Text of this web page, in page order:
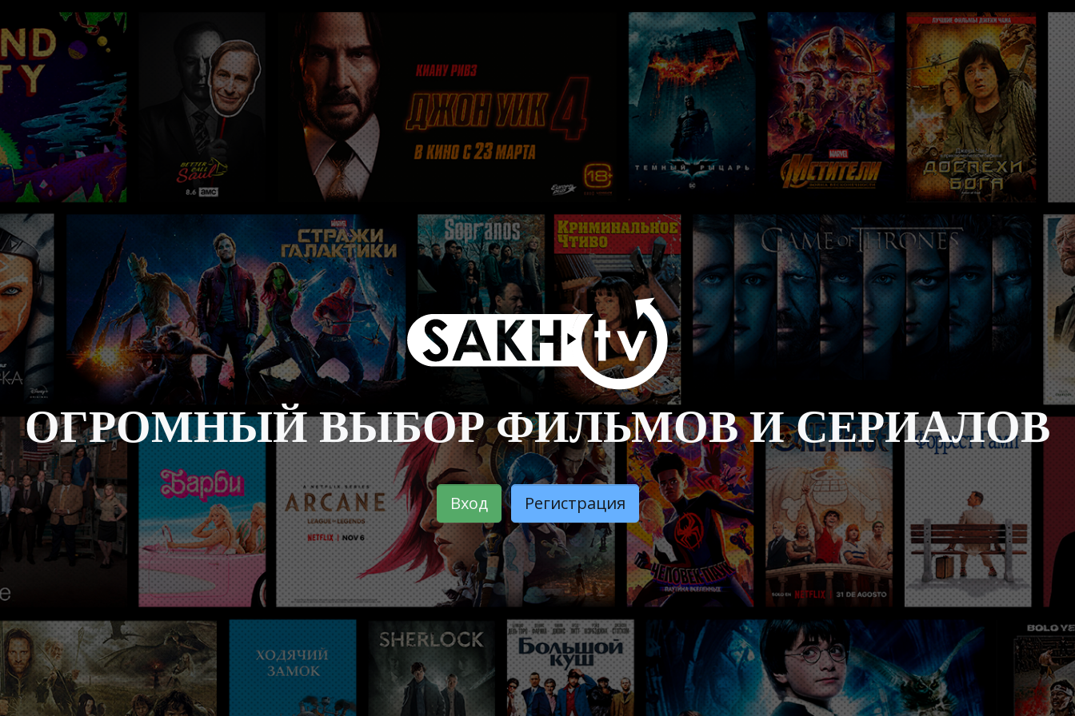
ОГРОМНЫЙ ВЫБОР ФИЛЬМОВ И СЕРИАЛОВ
Вход Регистрация